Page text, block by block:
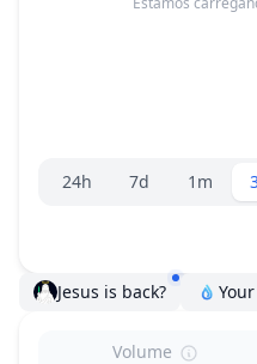
Seletor de faixa
24h 7d 1m
Jesus is back?
Volume